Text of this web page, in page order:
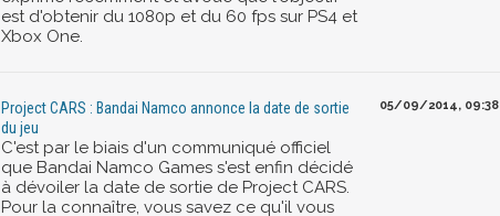
est d'obtenir du 1080p et du 60 fps sur PS4 et
Xbox One.
Project CARS : Bandai Namco annonce la date de sortie
du jeu
C'est par le biais d'un communiqué officiel
que Bandai Namco Games s'est enfin décidé
à dévoiler la date de sortie de Project CARS.
Pour la connaître, vous savez ce qu'il vous
05/09/2014, 09:38